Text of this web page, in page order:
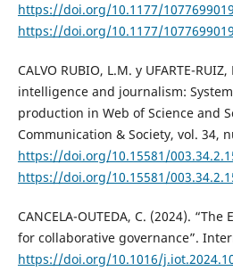
https://doi.org/10.1177/
https://doi.org/10.1177/
CALVO RUBIO, L.M. y UFARTE-
intelligence and journalism:
production in Web of Science and
Communication & Society, vol. 34,
https://doi.org/10.15581/
https://doi.org/10.15581/
CANCELA-OUTEDA, C. (2024).
for collaborative governance”.
https://doi.org/10.1016/